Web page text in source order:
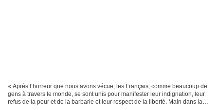
« Après l’horreur que nous avons vécue, les Français, comme beaucoup de
gens à travers le monde, se sont unis pour manifester leur indignation, leur
refus de la peur et de la barbarie et leur respect de la liberté. Main dans la